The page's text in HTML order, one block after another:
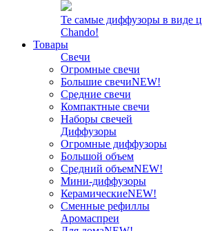
Те самые диффузоры в виде
Chando!
Товары
Свечи
Огромные свечи
Большие свечиNEW!
Средние свечи
Компактные свечи
Наборы свечей
Диффузоры
Огромные диффузоры
Большой объем
Средний объемNEW!
Мини-диффузоры
КерамическиеNEW!
Сменные рефиллы
Аромаспреи